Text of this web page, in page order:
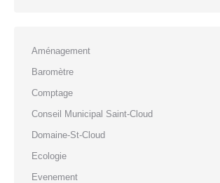
Aménagement
Baromètre
Comptage
Conseil Municipal Saint-Cloud
Domaine-St-Cloud
Ecologie
Evenement